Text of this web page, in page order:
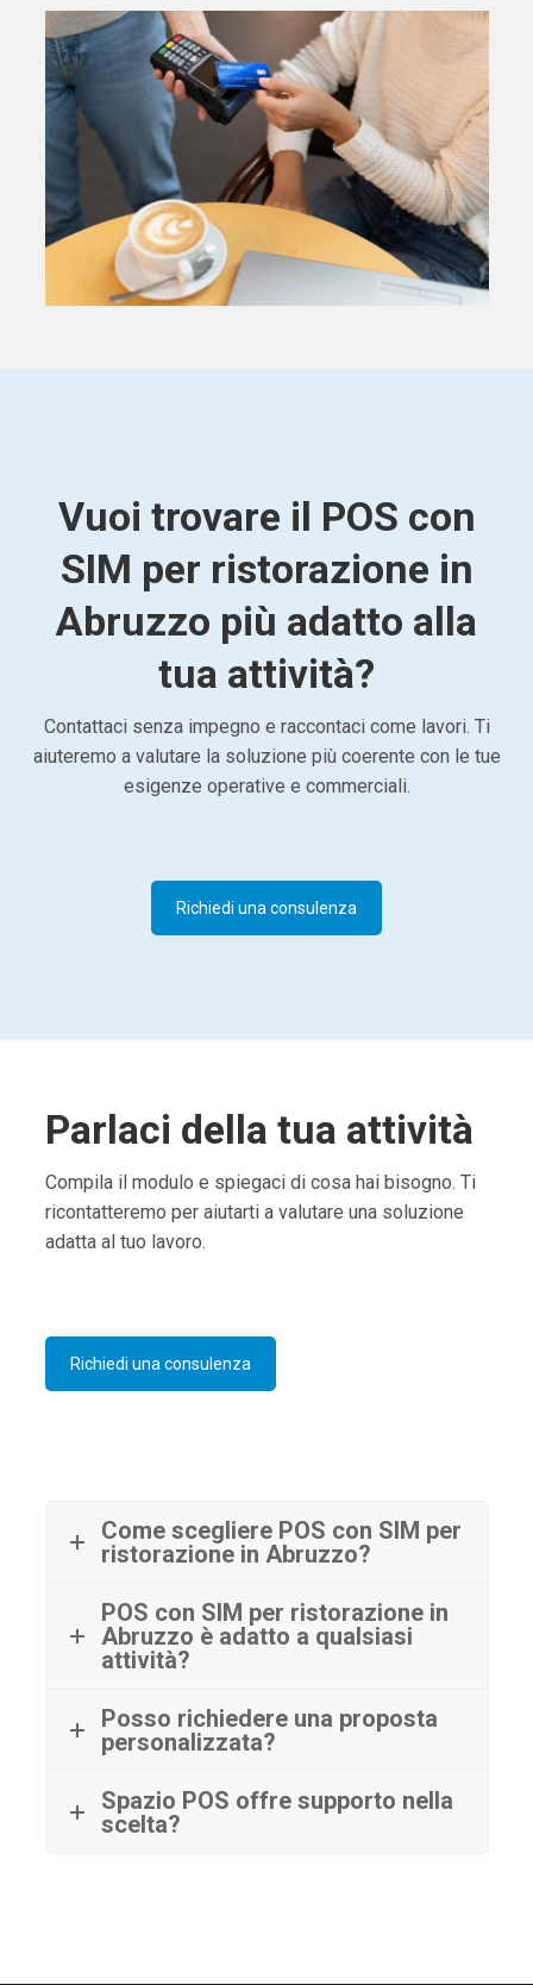
Vuoi trovare il POS con
SIM per ristorazione in
Abruzzo più adatto alla
tua attività?
Contattaci senza impegno e raccontaci come lavori. Ti
aiuteremo a valutare la soluzione più coerente con le tue
esigenze operative e commerciali.
Richiedi una consulenza
Parlaci della tua attività
Compila il modulo e spiegaci di cosa hai bisogno. Ti
ricontatteremo per aiutarti a valutare una soluzione
adatta al tuo lavoro.
Richiedi una consulenza
Come scegliere POS con SIM per
ristorazione in Abruzzo?
POS con SIM per ristorazione in
Abruzzo è adatto a qualsiasi
attività?
Posso richiedere una proposta
personalizzata?
Spazio POS offre supporto nella
scelta?